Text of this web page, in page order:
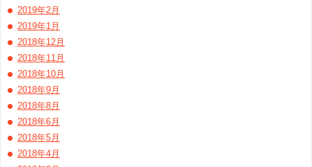
2019年2月
2019年1月
2018年12月
2018年11月
2018年10月
2018年9月
2018年8月
2018年6月
2018年5月
2018年4月